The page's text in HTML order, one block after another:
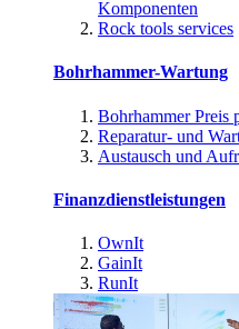
Komponenten
Rock tools services
Bohrhammer-Wartung
Bohrhammer Preis
Reparatur- und
Austausch und
Finanzdienstleistungen
OwnIt
GainIt
RunIt